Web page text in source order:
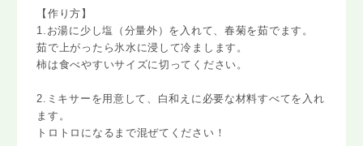
【作り方】
1.お湯に少し塩（分量外）を入れて、春菊を茹でます。
茹で上がったら氷水に浸して冷まします。
柿は食べやすいサイズに切ってください。
2.ミキサーを用意して、白和えに必要な材料すべてを入れ
ます。
トロトロになるまで混ぜてください！